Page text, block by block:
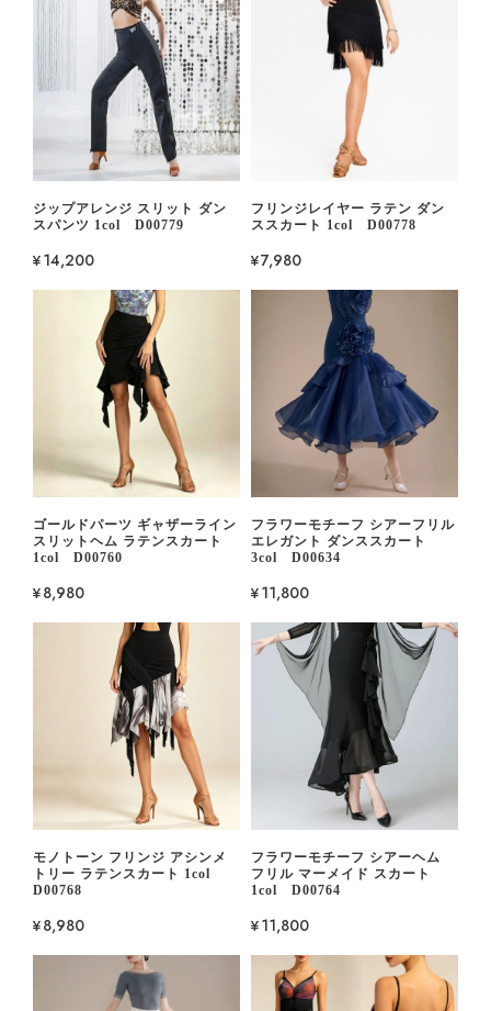
ジップアレンジ スリット ダン
スパンツ 1col D00779
¥14,200
フリンジレイヤー ラテン ダン
ススカート 1col D00778
¥7,980
ゴールドパーツ ギャザーライン
スリットヘム ラテンスカート
1col D00760
¥8,980
フラワーモチーフ シアーフリル
エレガント ダンススカート
3col D00634
¥11,800
モノトーン フリンジ アシンメ
トリー ラテンスカート 1col
D00768
¥8,980
フラワーモチーフ シアーヘム
フリル マーメイド スカート
1col D00764
¥11,800